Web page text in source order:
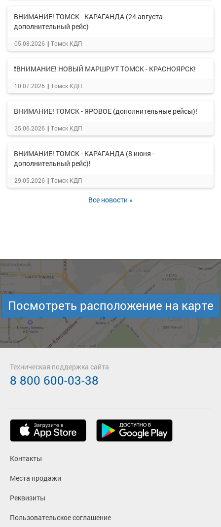
ВНИМАНИЕ! ТОМСК - КАРАГАНДА (24 августа -
дополнительный рейс)
05.08.2026 || Томск КДП
❗ВНИМАНИЕ! НОВЫЙ МАРШРУТ ТОМСК - КРАСНОЯРСК!
10.07.2026 || Томск КДП
ВНИМАНИЕ! ТОМСК - ЯРОВОЕ (дополнительные рейсы)!
25.06.2026 || Томск КДП
ВНИМАНИЕ! ТОМСК - КАРАГАНДА (8 июня -
дополнительный рейс)!
29.05.2026 || Томск КДП
Все новости »
Посмотреть расположение на карте
Контакты
Места продажи
Реквизиты
Пользовательское соглашение
Техническая поддержка сайта
8 800 600-03-38